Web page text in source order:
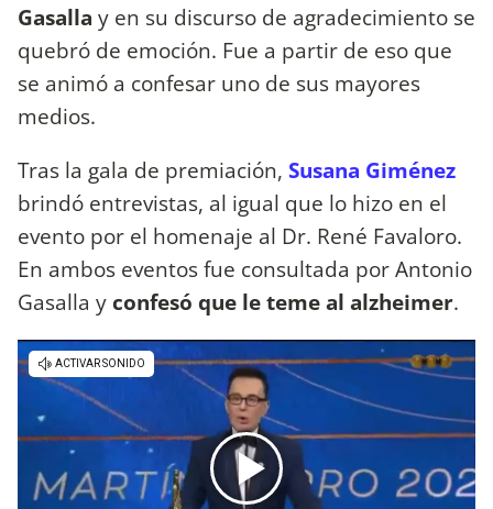
Gasalla y en su discurso de agradecimiento se
quebró de emoción. Fue a partir de eso que
se animó a confesar uno de sus mayores
medios.
Tras la gala de premiación, Susana Giménez
brindó entrevistas, al igual que lo hizo en el
evento por el homenaje al Dr. René Favaloro.
En ambos eventos fue consultada por Antonio
Gasalla y confesó que le teme al alzheimer.